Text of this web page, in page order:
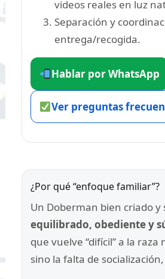
videos reales en luz
Separación y
entrega/recogida.
Hablar por WhatsApp
Ver preguntas
¿Por qué “enfoque familiar”?
Un Doberman bien criado y
equilibrado, obediente y
que vuelve “difícil” a la raza
sino la falta de